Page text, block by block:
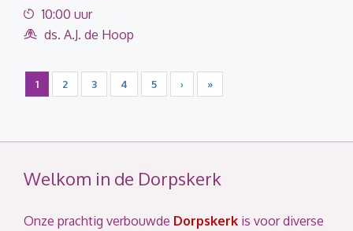
10:00 uur
ds. A.J. de Hoop
1 2 3 4 5 › »
Welkom in de Dorpskerk
Onze prachtig verbouwde Dorpskerk is voor diverse